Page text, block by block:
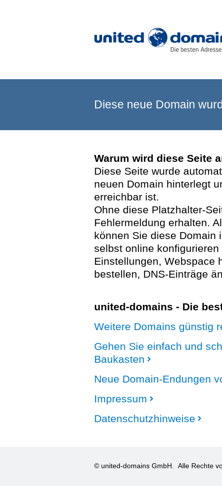
Diese neue Domain
Warum wird diese Seite
Diese Seite wurde
neuen Domain hinterlegt
erreichbar ist.
Ohne diese Platzhalter-
Fehlermeldung erhalten.
können Sie diese Domain
selbst online
Einstellungen, Webspace
bestellen, DNS-Einträge
united-domains - Die
Weitere Domains günstig
Gehen Sie einfach und
Baukasten
Neue Domain-Endungen
Impressum
Datenschutzhinweise
© united-domains GmbH. Alle Rechte